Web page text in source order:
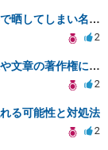
当方の腹いせで相手方の個人情報をSNSで晒してしまい名誉毀損させてしまったかもしれない
2
ホームページ制作における使用した画像や文章の著作権について
2
る可能性と対処法
2